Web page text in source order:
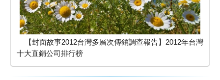
【封面故事2012台灣多層次傳銷調查報告】2012年台灣
十大直銷公司排行榜